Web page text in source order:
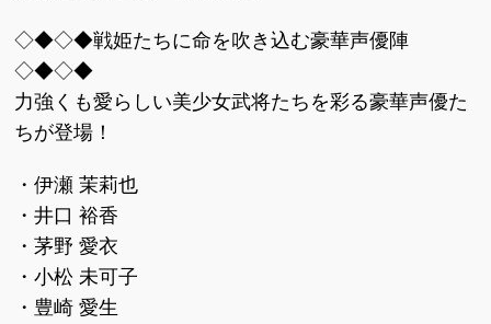
◇◆◇◆戦姫たちに命を吹き込む豪華声優陣
◇◆◇◆
力強くも愛らしい美少女武将たちを彩る豪華声優た
ちが登場！
・伊瀬 茉莉也
・井口 裕香
・茅野 愛衣
・小松 未可子
・豊崎 愛生